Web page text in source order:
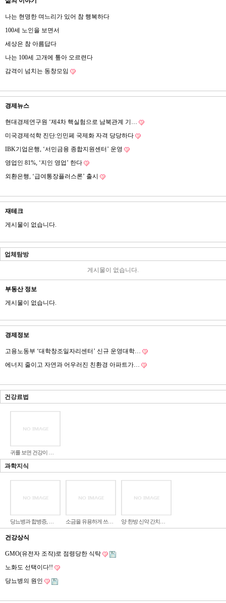
나는 현명한 며느리가 있어 참 행복하다
100세 노인을 보면서
세상은 참 아름답다
나는 100세 고개에 톺아 오르련다
감격이 넘치는 동창모임
경제뉴스
현대경제연구원 ‘제4차 핵실험으로 남북관계 기…
미국경제석학 진단:인민페 국제화 자격 당당하다
IBK기업은행, ‘서민금융 종합지원센터’ 운영
영업인 81%, ‘지인 영업’ 한다
외환은행, ‘급여통장플러스론’ 출시
재테크
게시물이 없습니다.
업체탐방
게시물이 없습니다.
부동산 정보
게시물이 없습니다.
경제정보
고용노동부 ‘대학창조일자리센터’ 신규 운영대학…
에너지 줄이고 자연과 어우러진 친환경 아파트가…
건강료법
귀를 보면 건강이 …
과학지식
당뇨병과 합병증, … 소금을 유용하게 쓰… 양·한방 신약 간치…
건강상식
GMO(유전자 조작)로 점령당한 식탁
노화도 선택이다!!
당뇨병의 원인